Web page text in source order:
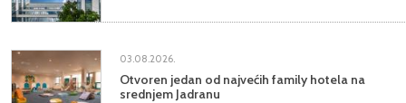
03.08.2026.
Otvoren jedan od najvećih family hotela na
srednjem Jadranu